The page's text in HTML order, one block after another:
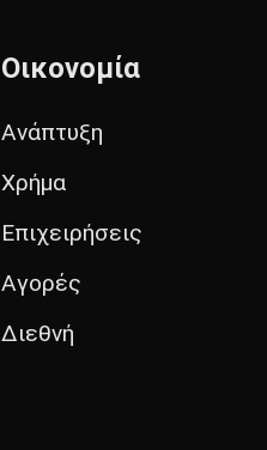
Οικονομία
Ανάπτυξη
Χρήμα
Επιχειρήσεις
Αγορές
Διεθνή